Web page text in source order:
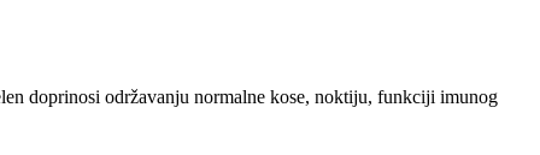
doprinosi održavanju normalne kose, noktiju, funkciji imunog